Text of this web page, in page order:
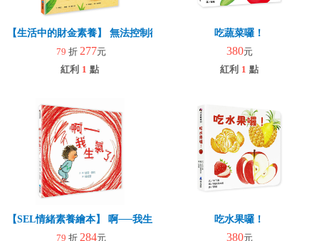
【生活中的財金素養】 無法控制欲望的比利：我真的真的好想買
79 折 277元
紅利 1 點
吃蔬菜囉！
380元
紅利 1 點
【SEL情緒素養繪本】 啊──我生氣了！(二版)
79 折 284元
吃水果囉！
380元